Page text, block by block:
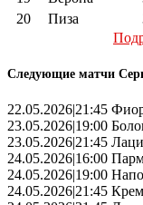
20
Пиза
Следующие матчи
22.05.2026|21:45
23.05.2026|19:00
23.05.2026|21:45
24.05.2026|16:00
24.05.2026|19:00
24.05.2026|21:45